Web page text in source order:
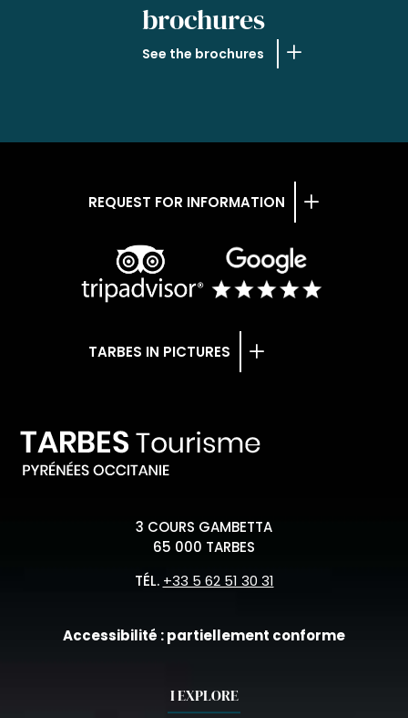
brochures
See the brochures
REQUEST FOR INFORMATION
TARBES IN PICTURES
3 COURS GAMBETTA
65 000 TARBES
TÉL. +33 5 62 51 30 31
Accessibilité : partiellement conforme
I EXPLORE